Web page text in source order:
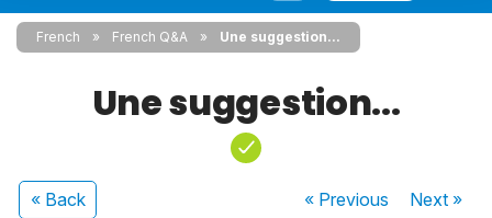
French French Q&A Une suggestion...
Une suggestion...
« Back « Previous Next»